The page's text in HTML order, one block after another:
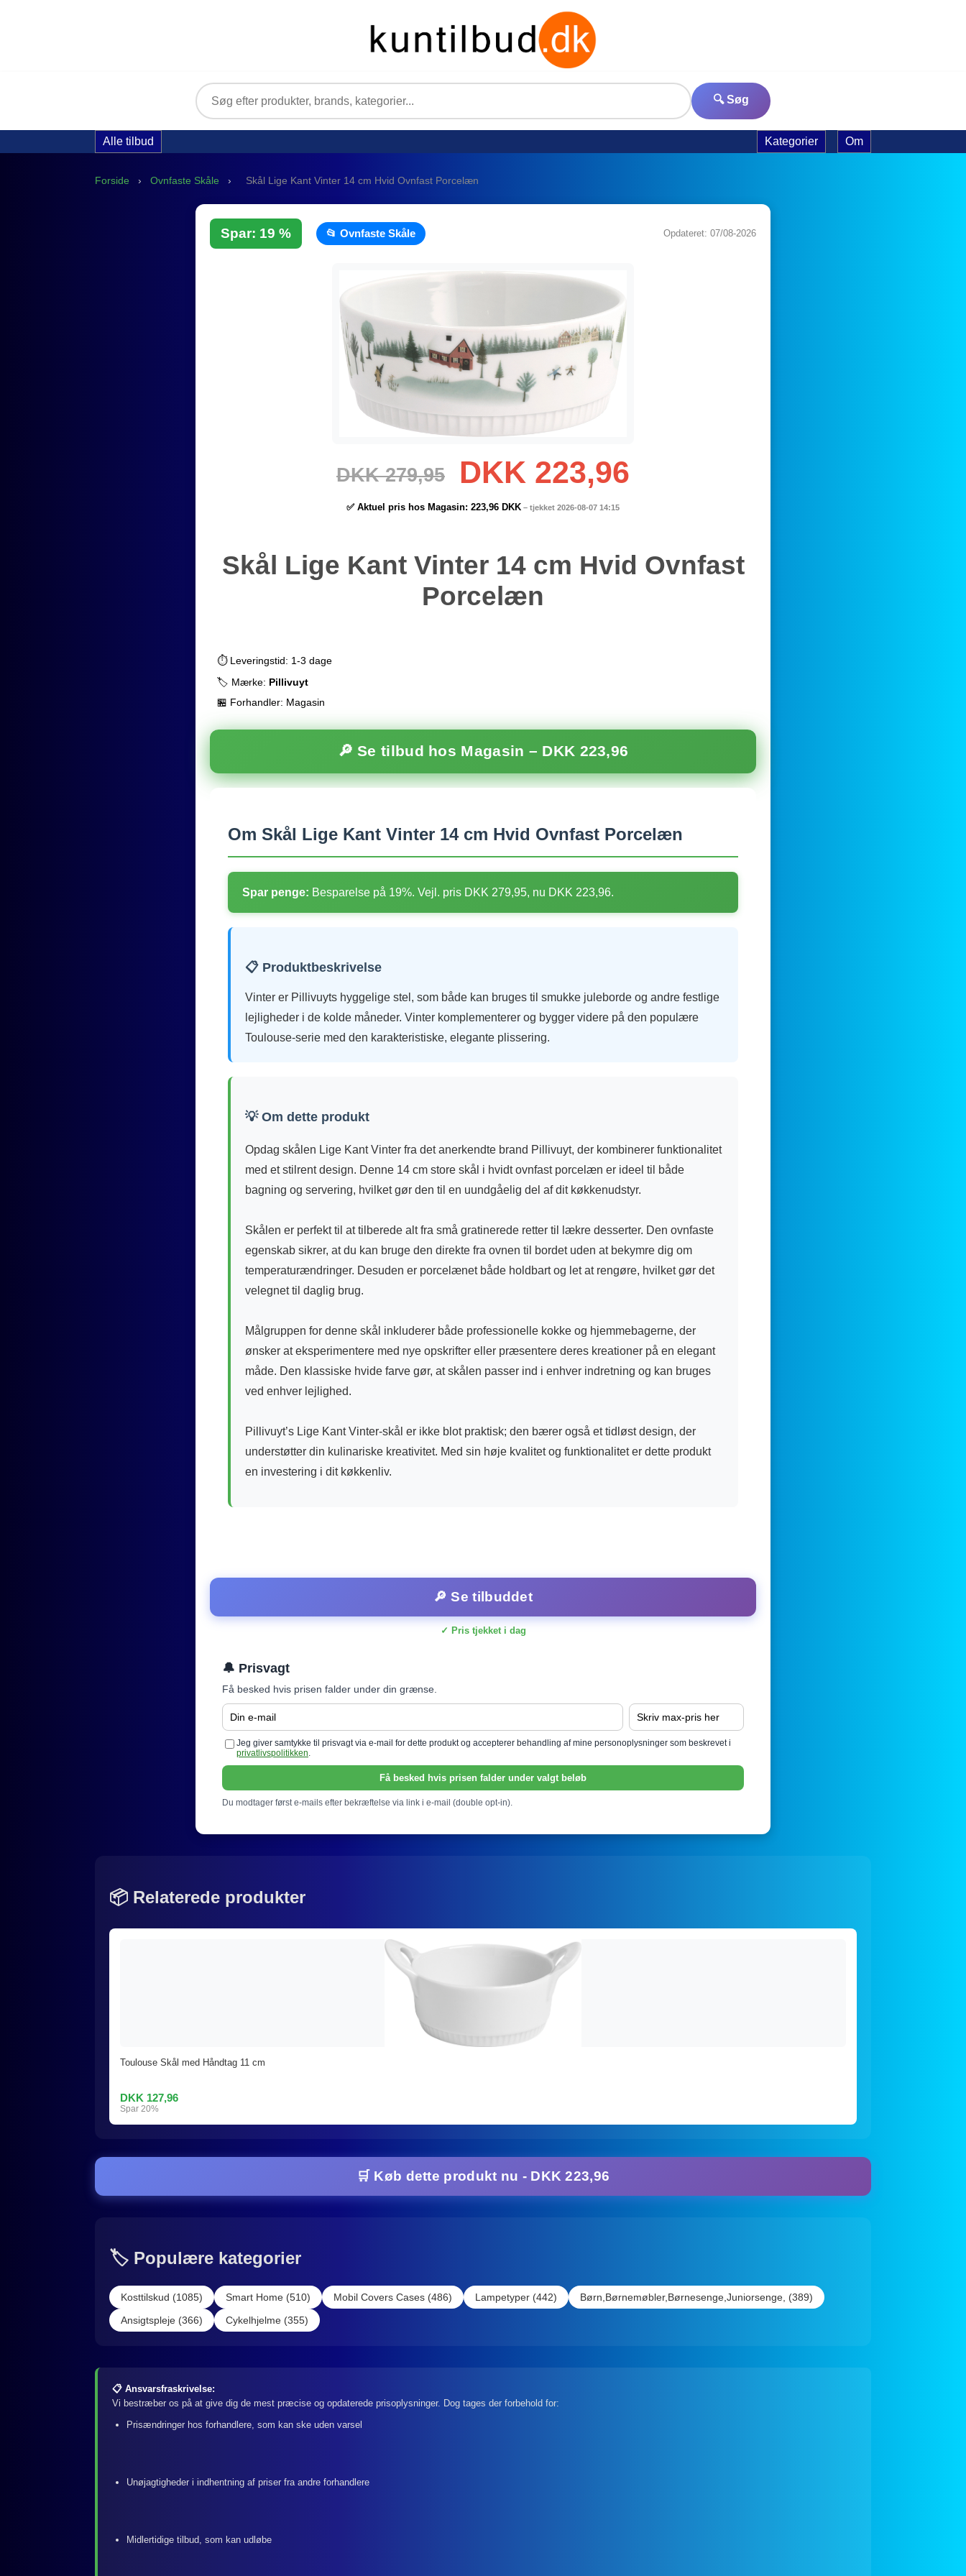
🔍 Søg
Alle tilbud Kategorier Om
Forside › Ovnfaste Skåle › Skål Lige Kant Vinter 14 cm Hvid Ovnfast Porcelæn
Spar: 19 % 📂 Ovnfaste Skåle Opdateret: 07/08-2026
DKK 279,95 DKK 223,96
✅ Aktuel pris hos Magasin: 223,96 DKK – tjekket 2026-08-07 14:15
Skål Lige Kant Vinter 14 cm Hvid Ovnfast
Porcelæn
⏱️ Leveringstid: 1-3 dage
🏷️ Mærke: Pillivuyt
🏪 Forhandler: Magasin
🔎 Se tilbud hos Magasin – DKK 223,96
Om Skål Lige Kant Vinter 14 cm Hvid Ovnfast Porcelæn
Spar penge: Besparelse på 19%. Vejl. pris DKK 279,95, nu DKK 223,96.
📋 Produktbeskrivelse
Vinter er Pillivuyts hyggelige stel, som både kan bruges til smukke juleborde og andre festlige
lejligheder i de kolde måneder. Vinter komplementerer og bygger videre på den populære
Toulouse-serie med den karakteristiske, elegante plissering.
💡 Om dette produkt
Opdag skålen Lige Kant Vinter fra det anerkendte brand Pillivuyt, der kombinerer funktionalitet
med et stilrent design. Denne 14 cm store skål i hvidt ovnfast porcelæn er ideel til både
bagning og servering, hvilket gør den til en uundgåelig del af dit køkkenudstyr.
Skålen er perfekt til at tilberede alt fra små gratinerede retter til lækre desserter. Den ovnfaste
egenskab sikrer, at du kan bruge den direkte fra ovnen til bordet uden at bekymre dig om
temperaturændringer. Desuden er porcelænet både holdbart og let at rengøre, hvilket gør det
velegnet til daglig brug.
Målgruppen for denne skål inkluderer både professionelle kokke og hjemmebagerne, der
ønsker at eksperimentere med nye opskrifter eller præsentere deres kreationer på en elegant
måde. Den klassiske hvide farve gør, at skålen passer ind i enhver indretning og kan bruges
ved enhver lejlighed.
Pillivuyt’s Lige Kant Vinter-skål er ikke blot praktisk; den bærer også et tidløst design, der
understøtter din kulinariske kreativitet. Med sin høje kvalitet og funktionalitet er dette produkt
en investering i dit køkkenliv.
🔎 Se tilbuddet
✓ Pris tjekket i dag
🔔 Prisvagt
Få besked hvis prisen falder under din grænse.
Jeg giver samtykke til prisvagt via e-mail for dette produkt og accepterer behandling af mine personoplysninger som beskrevet i
privatlivspolitikken
Få besked hvis prisen falder under valgt beløb
Du modtager først e-mails efter bekræftelse via link i e-mail (double opt-in).
📦 Relaterede produkter
Toulouse Skål med Håndtag 11 cm
DKK 127,96
Spar 20%
🛒 Køb dette produkt nu - DKK 223,96
🏷️ Populære kategorier
Kosttilskud (1085) Smart Home (510) Mobil Covers Cases (486) Lampetyper (442)
Børn,Børnemøbler,Børnesenge,Juniorsenge, (389)
Ansigtspleje (366)
Cykelhjelme (355)
📋 Ansvarsfraskrivelse:
Vi bestræber os på at give dig de mest præcise og opdaterede prisoplysninger. Dog tages der forbehold for:
Prisændringer hos forhandlere, som kan ske uden varsel
Unøjagtigheder i indhentning af priser fra andre forhandlere
Midlertidige tilbud, som kan udløbe